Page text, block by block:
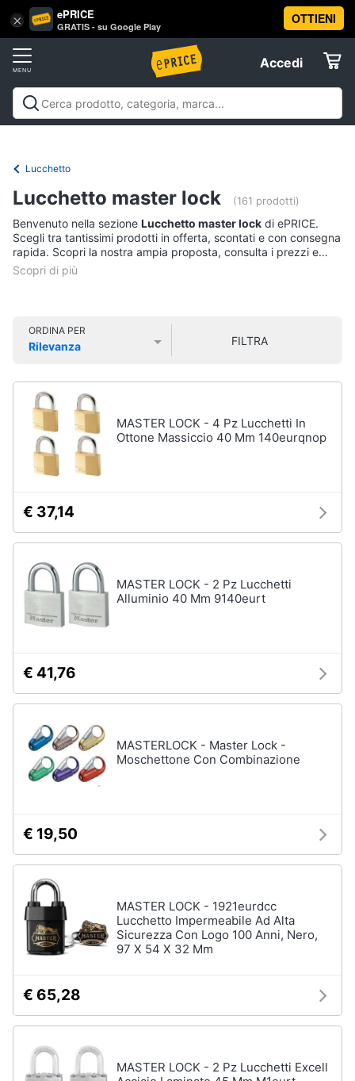
× ePRICE
GRATIS - su Google Play
OTTIENI
Accedi
Accedi
Registrati
Offerte
Informatica
Telefonia
Tv
Cinema
home
Videogiochi
Audio
Clima
Arredo
Brico
Giardinaggio
Salute
e
igiene
Beauty
Giocattoli
Prima
infanzia
Fotografia
Abbigliamento
Sport
Vai
al
Lucchetto
Lucchetto master lock (161 prodotti)
Benvenuto nella sezione Lucchetto master lock di ePRICE.
Scegli tra tantissimi prodotti in offerta, scontati e con consegna
rapida. Scopri la nostra ampia proposta, consulta i prezzi e
acquista comodamente online.
ORDINA PER
Rilevanza
FILTRA
MASTER LOCK - 4 Pz Lucchetti In
Ottone Massiccio 40 Mm 140eurqnop
€ 37,14
MASTER LOCK - 2 Pz Lucchetti
Alluminio 40 Mm 9140eurt
€ 41,76
MASTERLOCK - Master Lock -
Moschettone Con Combinazione
€ 19,50
MASTER LOCK - 1921eurdcc
Lucchetto Impermeabile Ad Alta
Sicurezza Con Logo 100 Anni, Nero,
97 X 54 X 32 Mm
€ 65,28
MASTER LOCK - 2 Pz Lucchetti Excell